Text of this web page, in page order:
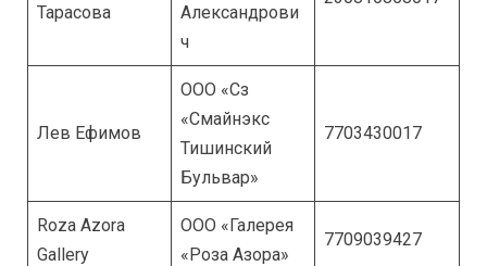
Тарасова
Александрови
ч
Лев Ефимов
ООО «Сз
«Смайнэкс
Тишинский
Бульвар»
7703430017
Roza Azora
Gallery
ООО «Галерея
«Роза Азора»
7709039427